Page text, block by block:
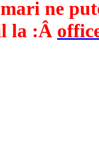
ne
la :Â